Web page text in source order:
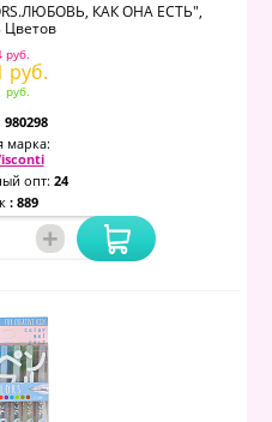
КАК ОНА ЕСТЬ",
руб.
руб.
руб.
980298
марка:
опт: 24
: 889
+